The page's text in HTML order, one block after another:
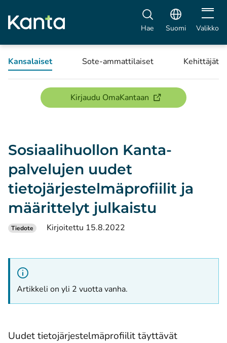
Hae Suomi Avaa
Valikko
Kansalaiset Sote-ammattilaiset Kehittäjät
Kirjaudu OmaKantaan(avautuu uuteen
Sosiaalihuollon Kanta-
palvelujen uudet
tietojärjestelmäprofiilit ja
määrittelyt julkaistu
Tiedote Kirjoitettu 15.8.2022
Artikkeli on yli 2 vuotta vanha.
Uudet tietojärjestelmäprofiilit täyttävät